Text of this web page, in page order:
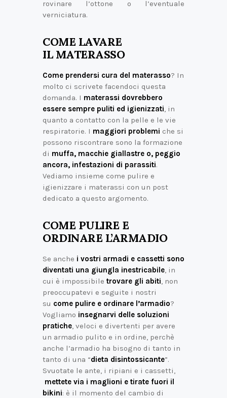
rovinare l’ottone o l’eventuale
verniciatura.
COME LAVARE
IL MATERASSO
Come prendersi cura del materasso? In
molto ci scrivete facendoci questa
domanda. I materassi dovrebbero
essere sempre puliti ed igienizzati, in
quanto a contatto con la pelle e le vie
respiratorie. I maggiori problemi che si
possono riscontrare sono la formazione
di muffa, macchie giallastre o, peggio
ancora, infestazioni di parassiti.
Vediamo insieme come pulire e
igienizzare i materassi con un post
dedicato a questo argomento.
COME PULIRE E
ORDINARE L’ARMADIO
Se anche i vostri armadi e cassetti sono
diventati una giungla inestricabile, in
cui è impossibile trovare gli abiti, non
preoccupatevi e seguite i nostri
su come pulire e ordinare l’armadio?
Vogliamo insegnarvi delle soluzioni
pratiche, veloci e divertenti per avere
un armadio pulito e in ordine, perchè
anche l’armadio ha bisogno di tanto in
tanto di una “dieta disintossicante”.
Svuotate le ante, i ripiani e i cassetti,
mettete via i maglioni e tirate fuori il
bikini: è il momento del cambio di